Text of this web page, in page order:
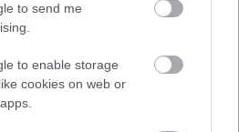
to send me
to enable storage
cookies on web or
ΜΑΡΑΘΩΝΑ
Ν ΜΑΚΡΗ
ΡΩΔΩΝ -